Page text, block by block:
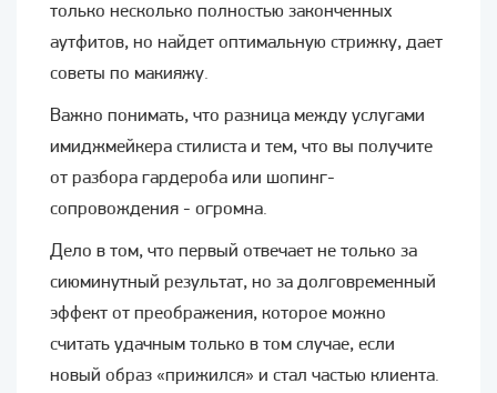
только несколько полностью законченных
аутфитов, но найдет оптимальную стрижку, дает
советы по макияжу.
Важно понимать, что разница между услугами
имиджмейкера стилиста и тем, что вы получите
от разбора гардероба или шопинг-
сопровождения - огромна.
Дело в том, что первый отвечает не только за
сиюминутный результат, но за долговременный
эффект от преображения, которое можно
считать удачным только в том случае, если
новый образ «прижился» и стал частью клиента.